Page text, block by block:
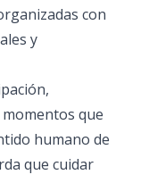
con
y
que
humano de
que cuidar